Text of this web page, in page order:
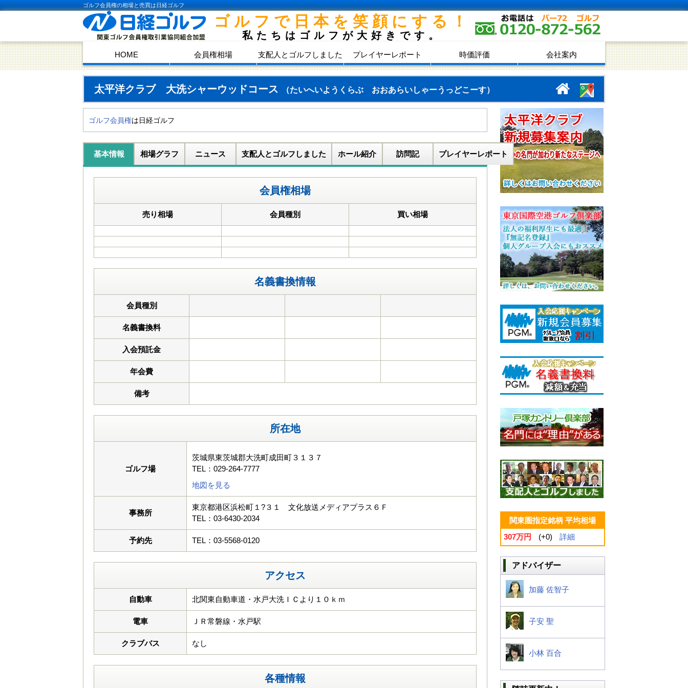
ゴルフ会員権の相場と売買は日経ゴルフ
ゴルフで日本を笑顔にする！
私たちはゴルフが大好きです。
HOME 会員権相場 支配人とゴルフしました プレイヤーレポート 時価評価 会社案内
太平洋クラブ 大洗シャーウッドコース （たいへいようくらぶ おおあらいしゃーうっどこーす）
ゴルフ会員権は日経ゴルフ
基本情報 相場グラフ ニュース 支配人とゴルフしました ホール紹介 訪問記 プレイヤーレポート
会員権相場
売り相場 会員種別 買い相場
名義書換情報
会員種別
名義書換料
入会預託金
年会費
備考
所在地
ゴルフ場
茨城県東茨城郡大洗町成田町３１３７
TEL：029-264-7777
地図を見る
事務所
東京都港区浜松町１?３１ 文化放送メディアプラス６Ｆ
TEL：03-6430-2034
予約先 TEL：03-5568-0120
アクセス
自動車 北関東自動車道・水戸大洗ＩＣより１０ｋｍ
電車 ＪＲ常磐線・水戸駅
クラブバス なし
各種情報
関東圏指定銘柄 平均相場
307万円
(+0) 詳細
アドバイザー
加藤 佐智子
子安 聖
小林 百合